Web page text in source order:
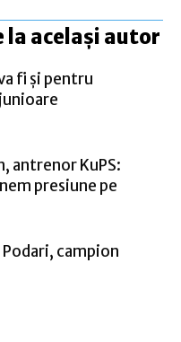
la același autor
fi şi pentru
antrenor KuPS:
presiune pe
campion